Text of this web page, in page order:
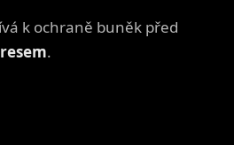
k ochraně buněk před
.